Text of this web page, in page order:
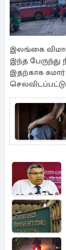
இலங்கை
இந்த பேருந்து
இதற்காக